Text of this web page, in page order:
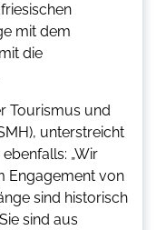
mit dem
die
Tourismus und
unterstreicht
„Wir
Engagement von
sind historisch
sind aus